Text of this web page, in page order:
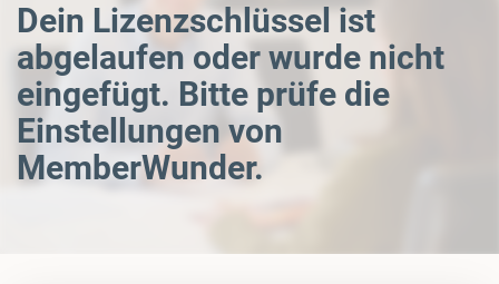
Dein Lizenzschlüssel ist
abgelaufen oder wurde nicht
eingefügt. Bitte prüfe die
Einstellungen von
MemberWunder.